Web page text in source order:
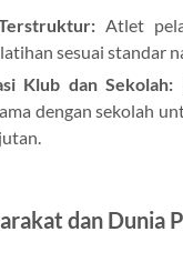
Atlet
sesuai standar
Klub dan Sekolah:
dengan sekolah
dan Dunia